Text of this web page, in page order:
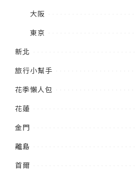
大阪
東京
新北
旅行小幫手
花季懶人包
花蓮
金門
離島
首爾